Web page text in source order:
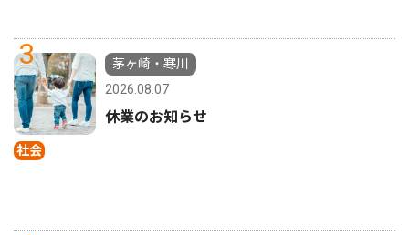
3
社会
茅ヶ崎・寒川
2026.08.07
休業のお知らせ